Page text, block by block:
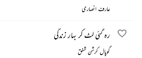
عارف انصاری
رہ گئی لٹ کر بہار زندگی
گوپال کرشن شفق